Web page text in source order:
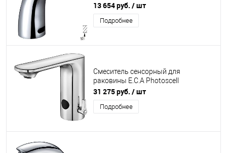
13 654 руб. / шт
Подробнее
Смеситель сенсорный для
раковины E.C.A Photoscell
108108037EX хром
31 275 руб. / шт
Подробнее